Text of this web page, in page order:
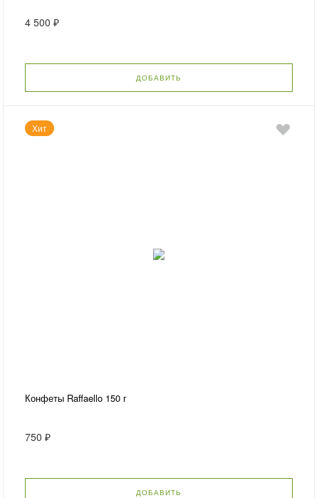
4 500 ₽
ДОБАВИТЬ
Хит
Конфеты Raffaello 150 г
750 ₽
ДОБАВИТЬ